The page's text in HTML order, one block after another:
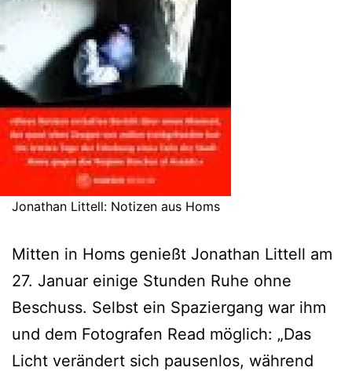
Jonathan Littell: Notizen aus Homs
Mitten in Homs genießt Jonathan Littell am
27. Januar einige Stunden Ruhe ohne
Beschuss. Selbst ein Spaziergang war ihm
und dem Fotografen Read möglich: „Das
Licht verändert sich pausenlos, während